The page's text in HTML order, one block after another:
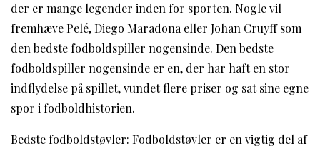
der er mange legender inden for sporten. Nogle vil
fremhæve Pelé, Diego Maradona eller Johan Cruyff som
den bedste fodboldspiller nogensinde. Den bedste
fodboldspiller nogensinde er en, der har haft en stor
indflydelse på spillet, vundet flere priser og sat sine egne
spor i fodboldhistorien.
Bedste fodboldstøvler: Fodboldstøvler er en vigtig del af